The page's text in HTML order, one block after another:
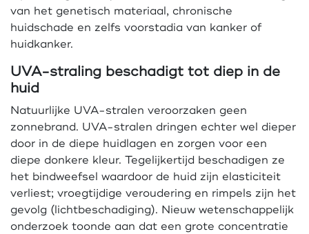
van het genetisch materiaal, chronische
huidschade en zelfs voorstadia van kanker of
huidkanker.
UVA-straling beschadigt tot diep in de
huid
Natuurlijke UVA-stralen veroorzaken geen
zonnebrand. UVA-stralen dringen echter wel dieper
door in de diepe huidlagen en zorgen voor een
diepe donkere kleur. Tegelijkertijd beschadigen ze
het bindweefsel waardoor de huid zijn elasticiteit
verliest; vroegtijdige veroudering en rimpels zijn het
gevolg (lichtbeschadiging). Nieuw wetenschappelijk
onderzoek toonde aan dat een grote concentratie